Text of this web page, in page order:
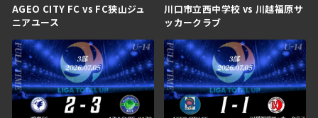
AGEO CITY FC vs FC狭山ジュ
ニアユース
川口市立西中学校 vs 川越福原サ
ッカークラブ